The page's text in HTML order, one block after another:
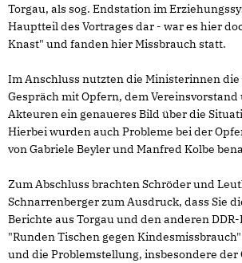
Torgau, als sog. Endstation im
Hauptteil des Vortrages dar - war es hier
Knast" und fanden hier Missbrauch statt.
Im Anschluss nutzten die Ministerinnen
Gespräch mit Opfern, dem
Akteuren ein genaueres Bild über die
Hierbei wurden auch Probleme bei der
von Gabriele Beyler und Manfred Kolbe
Zum Abschluss brachten Schröder und
Schnarrenberger zum Ausdruck, dass Sie
Berichte aus Torgau und den anderen
"Runden Tischen gegen
und die Problemstellung, insbesondere